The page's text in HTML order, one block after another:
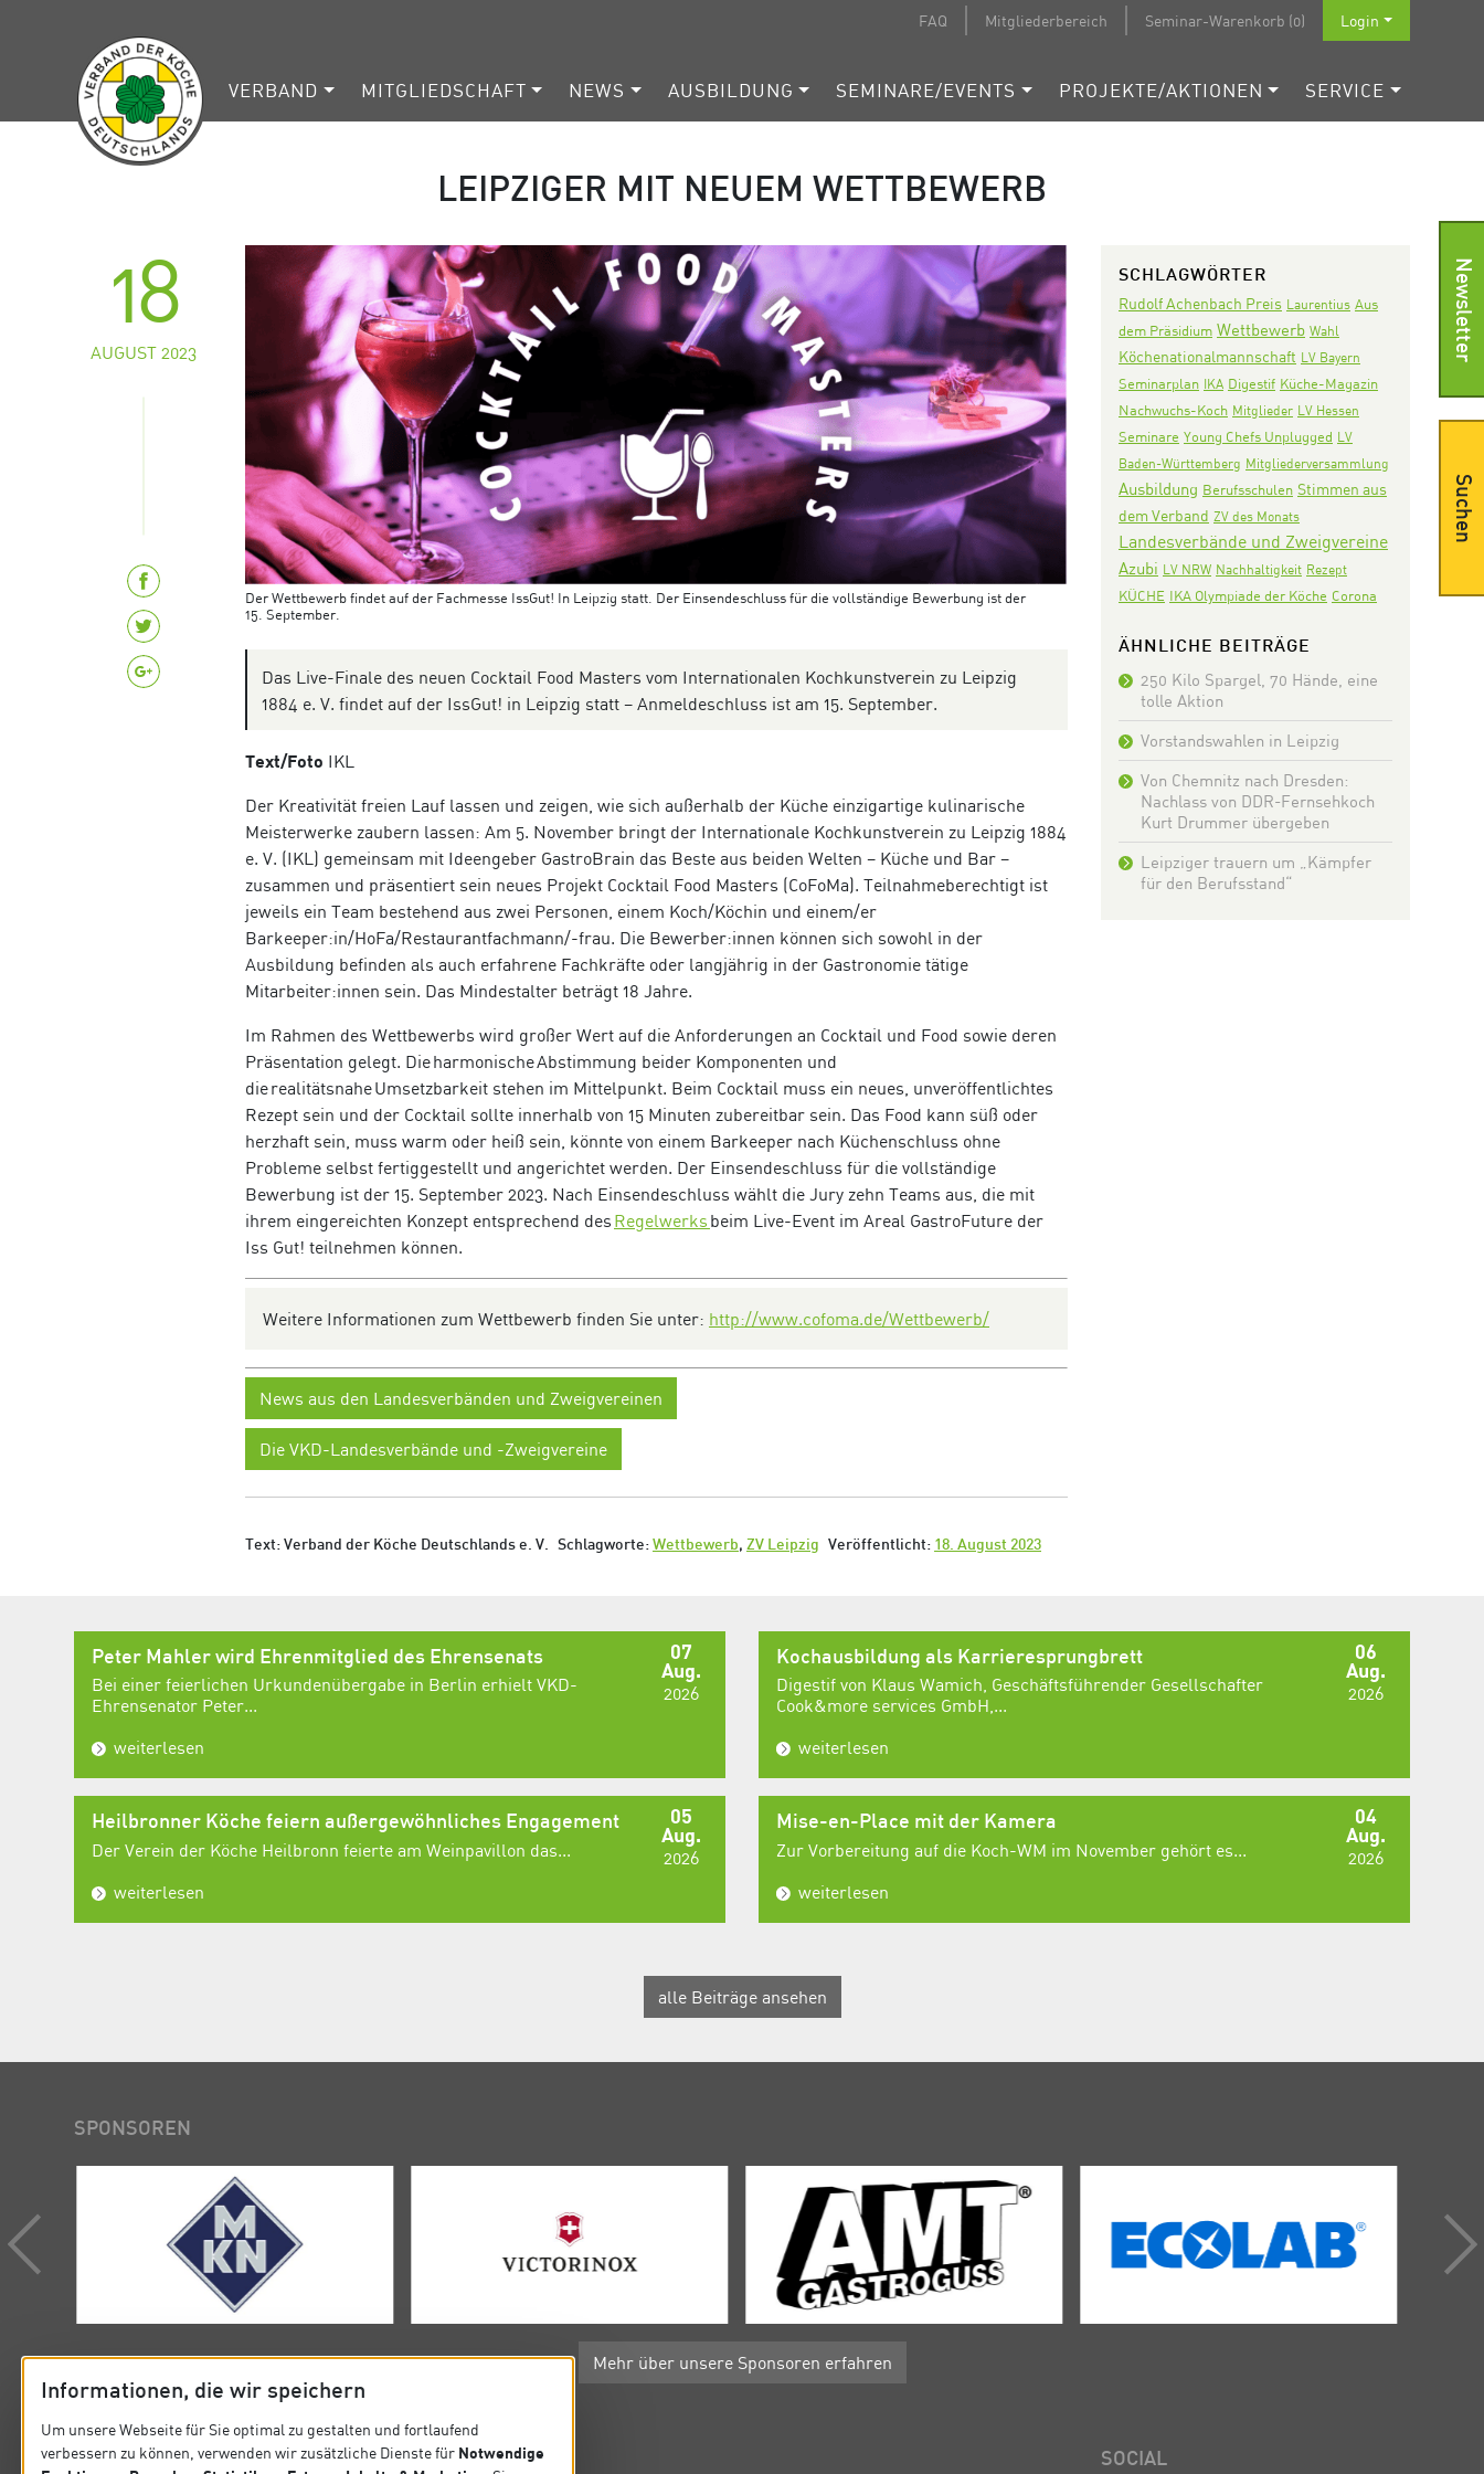
FAQ Mitgliederbereich Seminar-Warenkorb (0) Login
VERBAND MITGLIEDSCHAFT NEWS AUSBILDUNG SEMINARE/EVENTS PROJEKTE/AKTIONEN SERVICE
LEIPZIGER MIT NEUEM WETTBEWERB
18
AUGUST 2023
Der Wettbewerb findet auf der Fachmesse IssGut! In Leipzig statt. Der Einsendeschluss für die vollständige Bewerbung ist der
15. September.
Das Live-Finale des neuen Cocktail Food Masters vom Internationalen Kochkunstverein zu Leipzig
1884 e. V. findet auf der IssGut! in Leipzig statt – Anmeldeschluss ist am 15. September.
Text/Foto IKL
Der Kreativität freien Lauf lassen und zeigen, wie sich außerhalb der Küche einzigartige kulinarische
Meisterwerke zaubern lassen: Am 5. November bringt der Internationale Kochkunstverein zu Leipzig 1884
e. V. (IKL) gemeinsam mit Ideengeber GastroBrain das Beste aus beiden Welten – Küche und Bar –
zusammen und präsentiert sein neues Projekt Cocktail Food Masters (CoFoMa). Teilnahmeberechtigt ist
jeweils ein Team bestehend aus zwei Personen, einem Koch/Köchin und einem/er
Barkeeper:in/HoFa/Restaurantfachmann/-frau. Die Bewerber:innen können sich sowohl in der
Ausbildung befinden als auch erfahrene Fachkräfte oder langjährig in der Gastronomie tätige
Mitarbeiter:innen sein. Das Mindestalter beträgt 18 Jahre.
Im Rahmen des Wettbewerbs wird großer Wert auf die Anforderungen an Cocktail und Food sowie deren
Präsentation gelegt. Die harmonische Abstimmung beider Komponenten und
die realitätsnahe Umsetzbarkeit stehen im Mittelpunkt. Beim Cocktail muss ein neues, unveröffentlichtes
Rezept sein und der Cocktail sollte innerhalb von 15 Minuten zubereitbar sein. Das Food kann süß oder
herzhaft sein, muss warm oder heiß sein, könnte von einem Barkeeper nach Küchenschluss ohne
Probleme selbst fertiggestellt und angerichtet werden. Der Einsendeschluss für die vollständige
Bewerbung ist der 15. September 2023. Nach Einsendeschluss wählt die Jury zehn Teams aus, die mit
ihrem eingereichten Konzept entsprechend des Regelwerks beim Live-Event im Areal GastroFuture der
Iss Gut! teilnehmen können.
Weitere Informationen zum Wettbewerb finden Sie unter: http://www.cofoma.de/Wettbewerb/
News aus den Landesverbänden und Zweigvereinen
Die VKD-Landesverbände und -Zweigvereine
Text: Verband der Köche Deutschlands e. V. Schlagworte: Wettbewerb, ZV Leipzig Veröffentlicht: 18. August 2023
SCHLAGWÖRTER
Rudolf Achenbach Preis Laurentius Aus
dem Präsidium Wettbewerb Wahl
Köchenationalmannschaft LV Bayern
Seminarplan IKA Digestif Küche-Magazin
Nachwuchs-Koch Mitglieder LV Hessen
Seminare Young Chefs Unplugged LV
Baden-Württemberg Mitgliederversammlung
Ausbildung Berufsschulen Stimmen aus
dem Verband ZV des Monats
Landesverbände und Zweigvereine
Azubi LV NRW Nachhaltigkeit Rezept
KÜCHE IKA Olympiade der Köche Corona
ÄHNLICHE BEITRÄGE
250 Kilo Spargel, 70 Hände, eine
tolle Aktion
Vorstandswahlen in Leipzig
Von Chemnitz nach Dresden:
Nachlass von DDR-Fernsehkoch
Kurt Drummer übergeben
Leipziger trauern um „Kämpfer
für den Berufsstand“
07
Aug.
2026
Peter Mahler wird Ehrenmitglied des Ehrensenats
Bei einer feierlichen Urkundenübergabe in Berlin erhielt VKD-
Ehrensenator Peter...
weiterlesen
06
Aug.
2026
Kochausbildung als Karrieresprungbrett
Digestif von Klaus Wamich, Geschäftsführender Gesellschafter
Cook&more services GmbH,...
weiterlesen
05
Aug.
2026
Heilbronner Köche feiern außergewöhnliches Engagement
Der Verein der Köche Heilbronn feierte am Weinpavillon das...
weiterlesen
04
Aug.
2026
Mise-en-Place mit der Kamera
Zur Vorbereitung auf die Koch-WM im November gehört es...
weiterlesen
alle Beiträge ansehen
Newsletter
Suchen
SPONSOREN
Mehr über unsere Sponsoren erfahren
KONTAKT SITEMAP SOCIAL
Informationen, die wir speichern
Um unsere Webseite für Sie optimal zu gestalten und fortlaufend
verbessern zu können, verwenden wir zusätzliche Dienste für Notwendige